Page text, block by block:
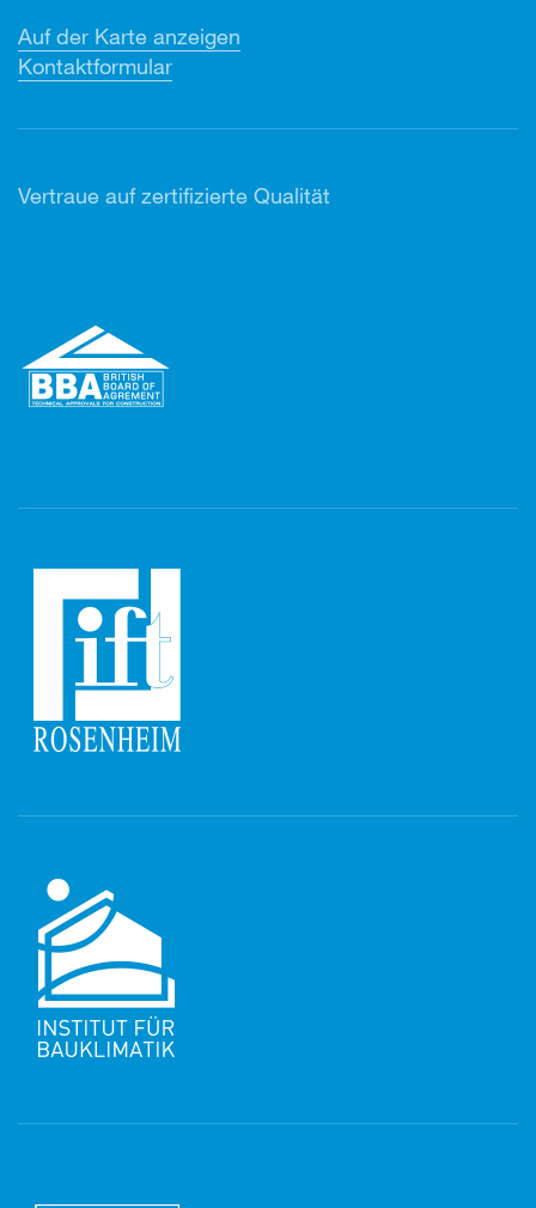
Auf der Karte anzeigen
Kontaktformular
Vertraue auf zertifizierte Qualität